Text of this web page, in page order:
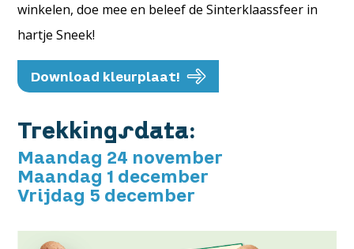
winkelen, doe mee en beleef de Sinterklaassfeer in
hartje Sneek!
Download kleurplaat!
Trekkingsdata:
Maandag 24 november
Maandag 1 december
Vrijdag 5 december